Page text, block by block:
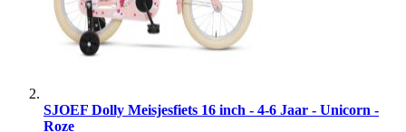
SJOEF Dolly Meisjesfiets 16 inch - 4-6 Jaar - Unicorn -
Roze